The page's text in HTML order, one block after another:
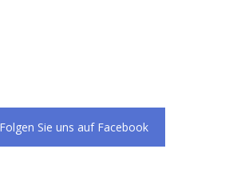
Folgen Sie uns auf Facebook